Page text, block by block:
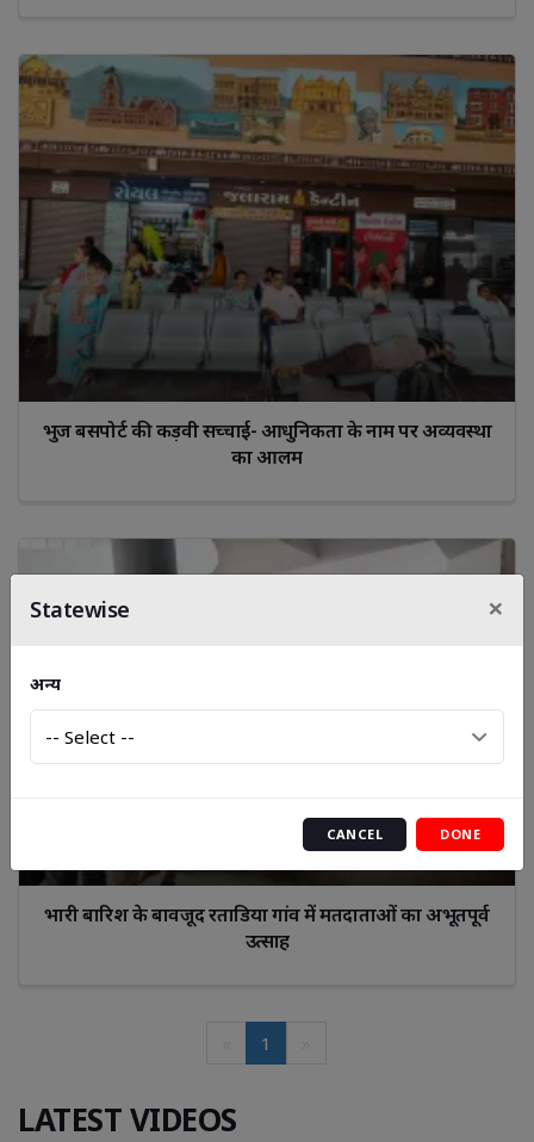
भुज बसपोर्ट की कड़वी सच्चाई- आधुनिकता के नाम पर अव्यवस्था
का आलम
भारी बारिश के बावजूद रताडिया गांव में मतदाताओं का अभूतपूर्व
उत्साह
1
LATEST VIDEOS
Statewise ×
अन्य
CANCEL DONE